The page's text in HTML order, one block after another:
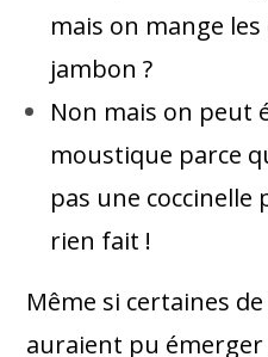
mais on mange
jambon ?
Non mais on peut
moustique parce
pas une coccinelle
rien fait !
Même si certaines
auraient pu